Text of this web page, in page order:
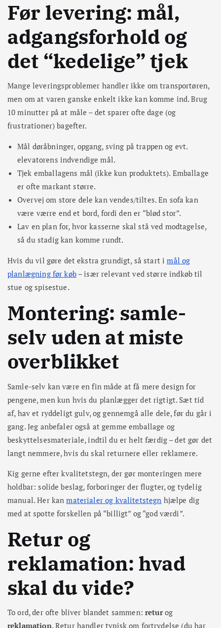
Før levering: mål,
adgangsforhold og
det “kedelige” tjek
Mange leveringsproblemer handler ikke om transportøren,
men om at varen ganske enkelt ikke kan komme ind. Brug
10 minutter på at måle – det sparer ofte dage (og
frustrationer) bagefter.
Mål døråbninger, opgang, sving på trappen og evt.
elevatorens indvendige mål.
Tjek emballagens mål (ikke kun produktets). Emballage
er ofte markant større.
Overvej om store dele kan vendes/tiltes. En sofa kan
være værre end et bord, fordi den er “blød stor”.
Lav en plan for, hvor kasserne skal stå ved modtagelse,
så du stadig kan komme rundt.
Hvis du vil gøre det ekstra grundigt, så start imål og
planlægning før køb– især relevant ved større indkøb til
stue og spisestue.
Montering: samle-
selv uden at miste
overblikket
Samle-selv kan være en fin måde at få mere design for
pengene, men kun hvis du planlægger det rigtigt. Sæt tid
af, hav et ryddeligt gulv, og gennemgå alle dele, før du går i
gang. Jeg anbefaler også at gemme emballage og
beskyttelsesmateriale, indtil du er helt færdig – det gør det
langt nemmere, hvis du skal returnere eller reklamere.
Kig gerne efter kvalitetstegn, der gør monteringen mere
holdbar: solide beslag, forboringer der flugter, og tydelig
manual. Her kanmaterialer og kvalitetstegn hjælpe dig
med at spotte forskellen på “billigt” og “god værdi”.
Retur og
reklamation: hvad
skal du vide?
To ord, der ofte bliver blandet sammen: returog
reklamation. Retur handler typisk om fortrydelse (du har